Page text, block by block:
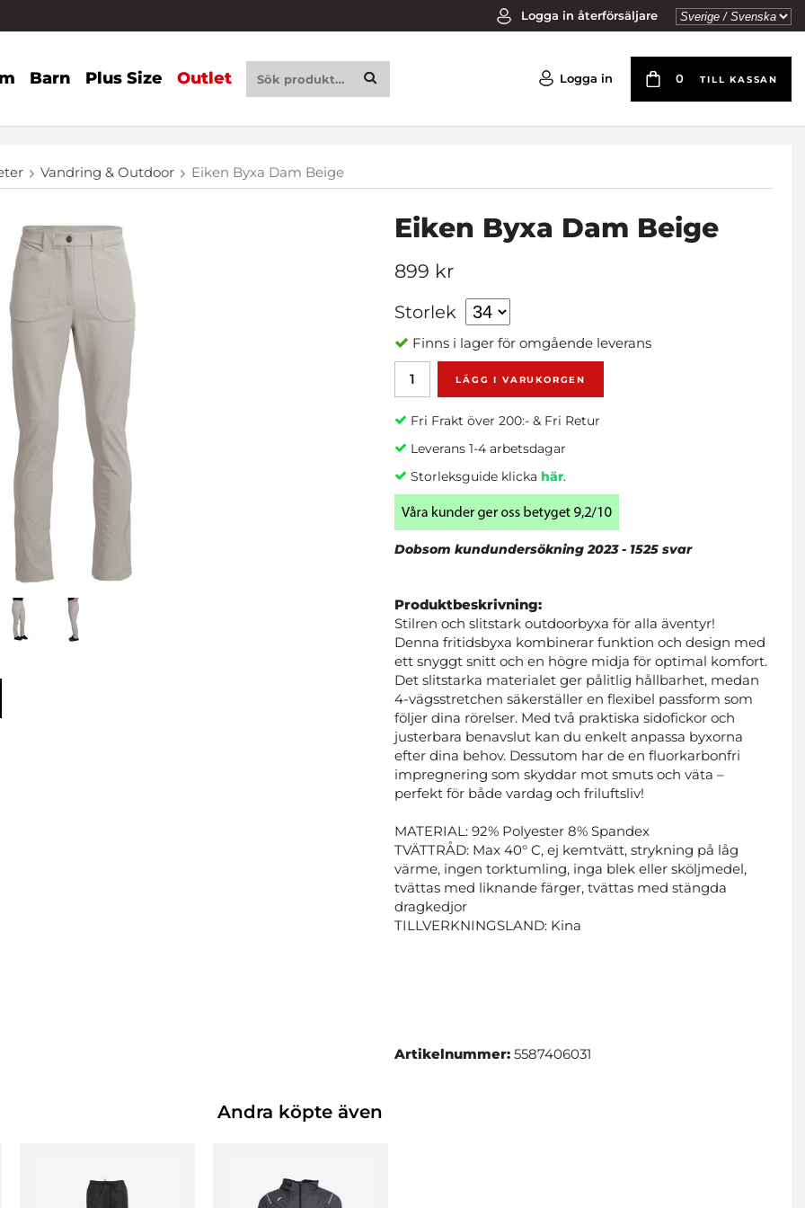
Logga in återförsäljare
Barn Plus Size Outlet Logga in 0 TILL KASSAN
Vandring & Outdoor Eiken Byxa Dam Beige
Eiken Byxa Dam Beige
899 kr
Storlek
Finns i lager för omgående leverans
LÄGG I VARUKORGEN
Fri Frakt över 200:- & Fri Retur
Leverans 1-4 arbetsdagar
Storleksguide klickahär.
Dobsom kundundersökning 2023 - 1525 svar
Produktbeskrivning:
Stilren och slitstark outdoorbyxa för alla äventyr!
Denna fritidsbyxa kombinerar funktion och design med
ett snyggt snitt och en högre midja för optimal komfort.
Det slitstarka materialet ger pålitlig hållbarhet, medan
4-vägsstretchen säkerställer en flexibel passform som
följer dina rörelser. Med två praktiska sidofickor och
justerbara benavslut kan du enkelt anpassa byxorna
efter dina behov. Dessutom har de en fluorkarbonfri
impregnering som skyddar mot smuts och väta –
perfekt för både vardag och friluftsliv!
MATERIAL: 92% Polyester 8% Spandex
TVÄTTRÅD: Max 40° C, ej kemtvätt, strykning på låg
värme, ingen torktumling, inga blek eller sköljmedel,
tvättas med liknande färger, tvättas med stängda
dragkedjor
TILLVERKNINGSLAND: Kina
Artikelnummer:5587406031
Andra köpte även